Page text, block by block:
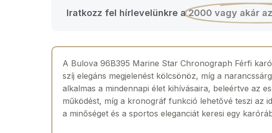
Iratkozz fel hírlevelünkre a2000 vagy akár
A Bulova 96B395 Marine Star Chronograph Férfi
szíj elegáns megjelenést kölcsönöz, míg a
alkalmas a mindennapi élet kihívásaira, beleértve az
működést, míg a kronográf funkció lehetővé teszi az
a minőséget és a sportos eleganciát keresi egy